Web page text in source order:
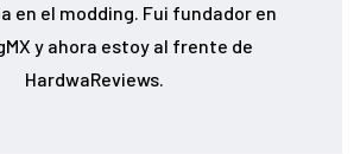
en el modding. Fui fundador en
y ahora estoy al frente de
HardwaReviews.